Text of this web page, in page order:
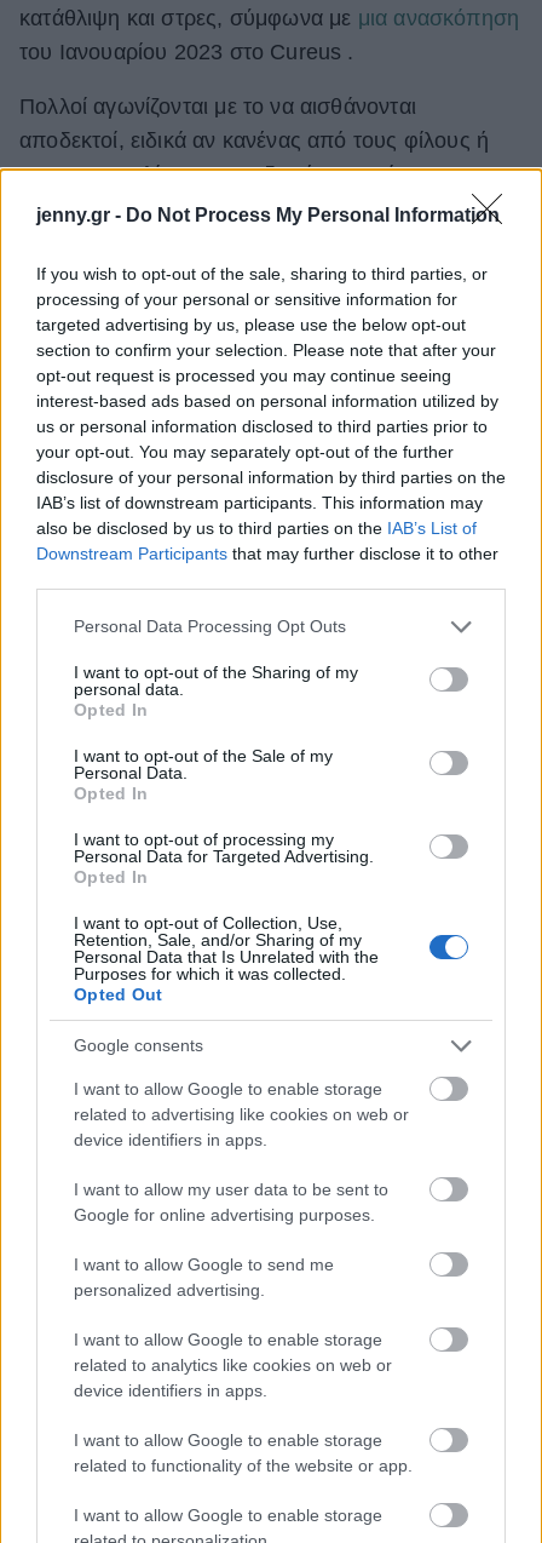
jenny.gr - Do Not Process My Personal Information
If you wish to opt-out of the sale, sharing to third parties, or
processing of your personal or sensitive information for
targeted advertising by us, please use the below opt-out
section to confirm your selection. Please note that after your
opt-out request is processed you may continue seeing
interest-based ads based on personal information utilized by
us or personal information disclosed to third parties prior to
your opt-out. You may separately opt-out of the further
disclosure of your personal information by third parties on the
IAB’s list of downstream participants. This information may
also be disclosed by us to third parties on the IAB’s List of
Downstream Participants that may further disclose it to other
Please note that this website/app uses one or more Google
not limited to your visit or usage behaviour. You may click to
grant or deny consent to Google and its third-party tags to
use your data for below specified purposes in below Google
consent section.
Personal Data Processing Opt Outs
I want to opt-out of the Sharing of my
personal data.
Opted In
I want to opt-out of the Sale of my
Personal Data.
Opted In
I want to opt-out of processing my
Personal Data for Targeted Advertising.
Opted In
I want to opt-out of Collection, Use,
Retention, Sale, and/or Sharing of my
Personal Data that Is Unrelated with the
Purposes for which it was collected.
Opted Out
Google consents
I want to allow Google to enable storage
related to advertising like cookies on web or
device identifiers in apps.
I want to allow my user data to be sent to
Google for online advertising purposes.
I want to allow Google to send me
personalized advertising.
I want to allow Google to enable storage
related to analytics like cookies on web or
device identifiers in apps.
I want to allow Google to enable storage
related to functionality of the website or app.
I want to allow Google to enable storage
κατάθλιψη και στρες, σύμφωνα με μια ανασκόπηση
του Ιανουαρίου 2023 στο Cureus .
Πολλοί αγωνίζονται με το να αισθάνονται
αποδεκτοί, ειδικά αν κανένας από τους φίλους ή
τους συνομηλίκους τους δεν έχει παρόμοια
προβλήματα με το δέρμα του. Η ακμή φέρνει
μπορεί να είναι πολύ δύσκολο να τα
αντιμετωπίσεις, ειδικά σε μια κοινωνία που ασκεί
τεράστια πίεση όσο αφορά την εξωτερική
εμφάνιση.